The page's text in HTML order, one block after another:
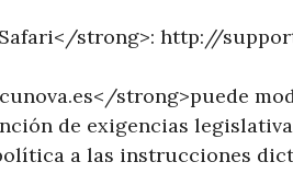
strong>: http://
strong>puede
de exigencias
a las instrucciones